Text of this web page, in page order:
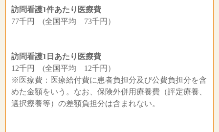
訪問看護1件あたり医療費
77千円 (全国平均 73千円）
訪問看護1日あたり医療費
12千円 (全国平均 12千円）
※医療費：医療給付費に患者負担分及び公費負担分を含
めた金額をいう。なお、保険外併用療養費（評定療養、
選択療養等）の差額負担分は含まれない。